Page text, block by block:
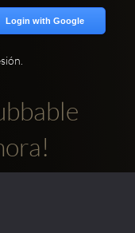
Login with Google